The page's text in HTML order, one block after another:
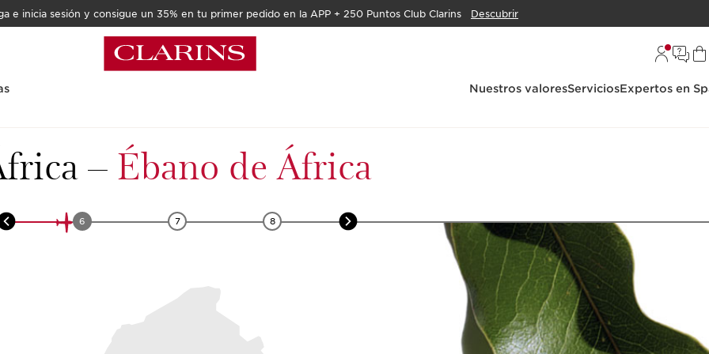
e inicia sesión y consigue un 35% en tu primer pedido en la APP + 250 Puntos Club Clarins
Descubrir
Nuestros valoresServiciosExpertos en
– Ébano de África
6 7 8 9